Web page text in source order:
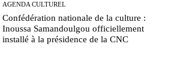
AGENDA CULTUREL
Confédération nationale de la culture :
Inoussa Samandoulgou officiellement
installé à la présidence de la CNC